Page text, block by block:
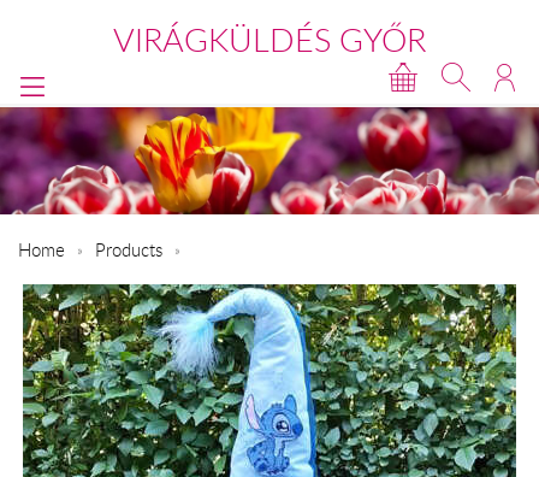
VIRÁGKÜLDÉS GYŐR
Home Products